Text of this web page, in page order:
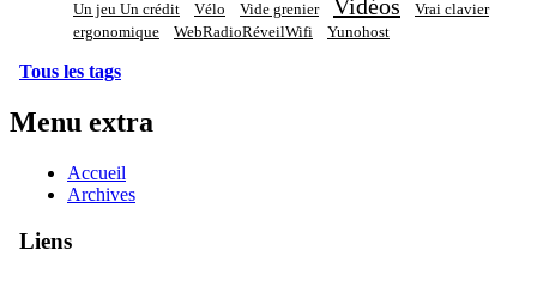
Un jeu Un crédit Vélo Vide grenier Vidéos
Vrai clavier
ergonomique
WebRadioRéveilWifi Yunohost
Tous les tags
Menu extra
Accueil
Archives
Liens